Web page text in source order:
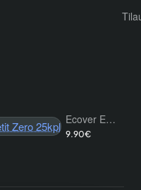
Ecover Essential Tiskikonetabletit Zero 25kpl
9.90€